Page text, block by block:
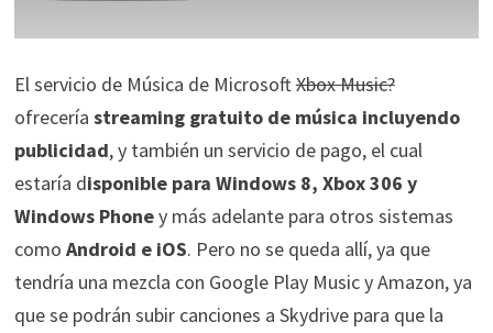
El servicio de Música de MicrosoftXbox Music?
ofrecería streaming gratuito de música incluyendo
publicidad, y también un servicio de pago, el cual
estaría disponible para Windows 8, Xbox 306 y
Windows Phoney más adelante para otros sistemas
como Android e iOS. Pero no se queda allí, ya que
tendría una mezcla con Google Play Music y Amazon, ya
que se podrán subir canciones a Skydrive para que la